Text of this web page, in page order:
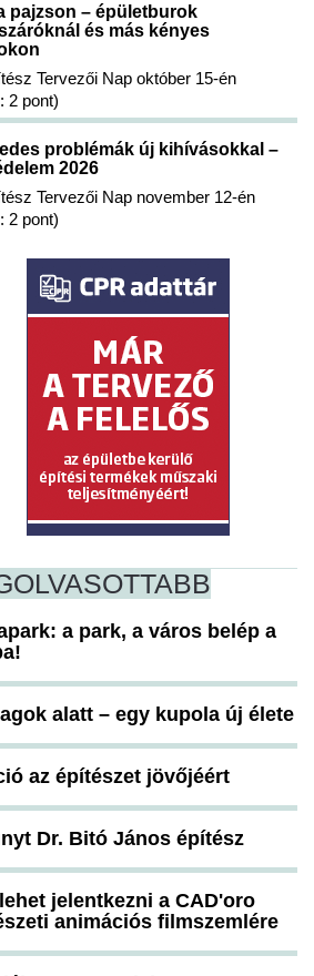
pajzson – épületburok
és más kényes
Tervezői Nap október 15-én
2 pont)
problémák új kihívásokkal –
2026
Tervezői Nap november 12-én
2 pont)
a park, a város belép a
alatt – egy kupola új élete
az építészet jövőjéért
Dr. Bitó János építész
jelentkezni a CAD'oro
animációs filmszemlére